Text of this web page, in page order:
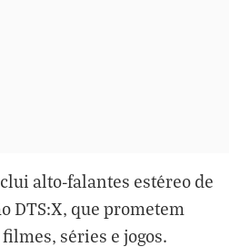
alto-falantes estéreo de
DTS:X, que prometem
séries e jogos.